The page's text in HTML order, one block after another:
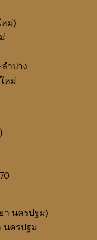
หม่)
ำปาง
หม่
า นครปฐม)
นครปฐม